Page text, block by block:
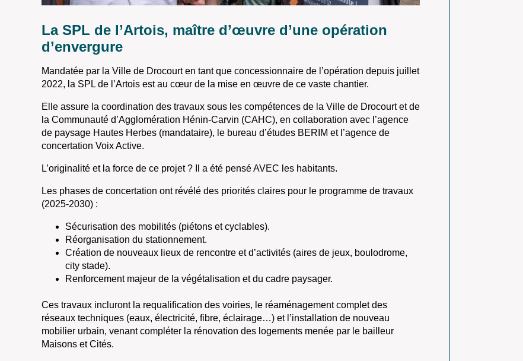
La SPL de l’Artois, maître d’œuvre d’une opération
d’envergure
Mandatée par la Ville de Drocourt en tant que concessionnaire de l’opération depuis juillet
2022, la SPL de l’Artois est au cœur de la mise en œuvre de ce vaste chantier.
Elle assure la coordination des travaux sous les compétences de la Ville de Drocourt et de
la Communauté d’Agglomération Hénin-Carvin (CAHC), en collaboration avec l’agence
de paysage Hautes Herbes (mandataire), le bureau d’études BERIM et l’agence de
concertation Voix Active.
L’originalité et la force de ce projet ? Il a été pensé AVEC les habitants.
Les phases de concertation ont révélé des priorités claires pour le programme de travaux
(2025-2030) :
Sécurisation des mobilités (piétons et cyclables).
Réorganisation du stationnement.
Création de nouveaux lieux de rencontre et d’activités (aires de jeux, boulodrome,
city stade).
Renforcement majeur de la végétalisation et du cadre paysager.
Ces travaux incluront la requalification des voiries, le réaménagement complet des
réseaux techniques (eaux, électricité, fibre, éclairage…) et l’installation de nouveau
mobilier urbain, venant compléter la rénovation des logements menée par le bailleur
Maisons et Cités.